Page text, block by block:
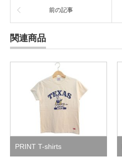
前の記事
関連商品
PRINT T-shirts